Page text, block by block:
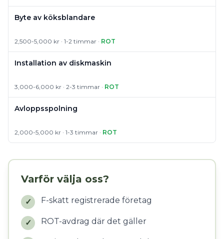
Byte av köksblandare
2,500-5,000 kr · 1-2 timmar · ROT
Installation av diskmaskin
3,000-6,000 kr · 2-3 timmar · ROT
Avloppsspolning
2,000-5,000 kr · 1-3 timmar · ROT
Varför välja oss?
✓ F-skatt registrerade företag
✓ ROT-avdrag där det gäller